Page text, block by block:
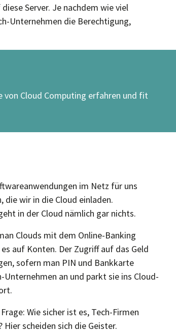
Server. Je nachdem wie viel
Unternehmen die Berechtigung,
von Cloud Computing erfahren und fit
im Netz für uns
die wir in die Cloud einladen.
in der Cloud nämlich gar nichts.
Clouds mit dem Online-Banking
auf Konten. Der Zugriff auf das Geld
sofern man PIN und Bankkarte
an und parkt sie ins Cloud-
Wie sicher ist es, Tech-Firmen
scheiden sich die Geister.